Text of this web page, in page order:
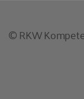
© RKW